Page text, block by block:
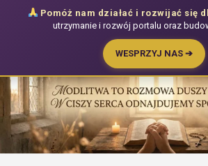
do
treści
Pomóż nam działać i rozwijać się
utrzymanie i rozwój portalu oraz
WESPRZYJ NAS ➔